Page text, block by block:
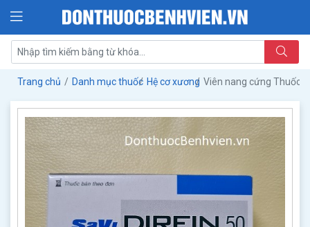
Trang chủ Danh mục thuốc Hệ cơ xương Viên nang cứng Thuốc